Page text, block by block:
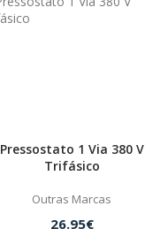
Pressostato 1 Via 380 V
Trifásico
Outras Marcas
26.95€